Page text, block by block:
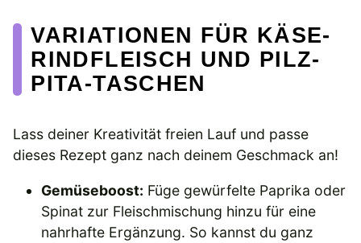
VARIATIONEN FÜR KÄSE-
RINDFLEISCH UND PILZ-
PITA-TASCHEN
Lass deiner Kreativität freien Lauf und passe
dieses Rezept ganz nach deinem Geschmack an!
Gemüseboost: Füge gewürfelte Paprika oder
Spinat zur Fleischmischung hinzu für eine
nahrhafte Ergänzung. So kannst du ganz